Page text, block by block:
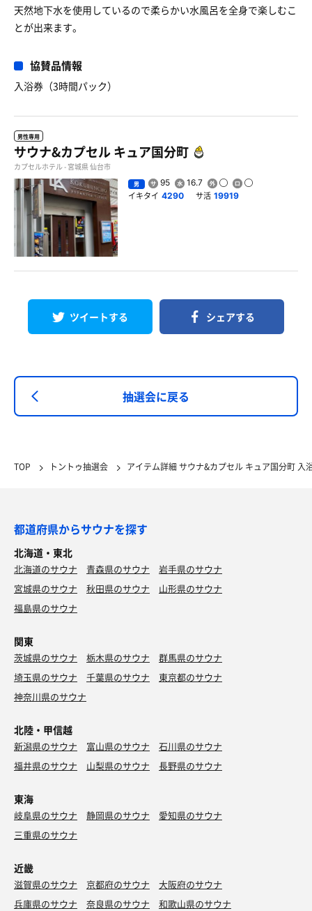
天然地下水を使用しているので柔らかい水風呂を全身で楽しむこ
とが出来ます。
協賛品情報
入浴券（3時間パック）
男性専用
サウナ&カプセル キュア国分町
カプセルホテル - 宮城県 仙台市
男 95 16.7
イキタイ 4290 サ活 19919
ツイートする シェアする
抽選会に戻る
TOP トントゥ抽選会 アイテム詳細 サウナ&カプセル キュア国分町 入
都道府県からサウナを探す
北海道・東北
北海道のサウナ 青森県のサウナ
岩手県のサウナ
宮城県のサウナ
秋田県のサウナ
山形県のサウナ
福島県のサウナ
関東
茨城県のサウナ 栃木県のサウナ
群馬県のサウナ
埼玉県のサウナ
千葉県のサウナ
東京都のサウナ
神奈川県のサウナ
北陸・甲信越
新潟県のサウナ 富山県のサウナ
石川県のサウナ
福井県のサウナ
山梨県のサウナ 長野県のサウナ
東海
岐阜県のサウナ 静岡県のサウナ
愛知県のサウナ
三重県のサウナ
近畿
滋賀県のサウナ 京都府のサウナ
大阪府のサウナ
兵庫県のサウナ
奈良県のサウナ 和歌山県のサウナ